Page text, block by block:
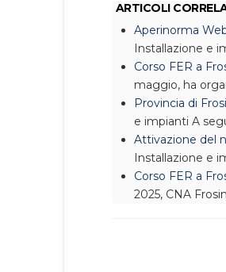
ARTICOLI
Aperinorma
Installazione e
Corso FER a
maggio, ha
Provincia di
e impianti A
Attivazione del
Installazione e
Corso FER a
2025, CNA